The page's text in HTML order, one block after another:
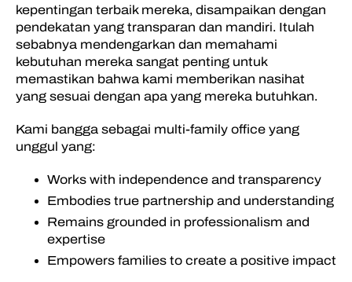
kepentingan terbaik mereka, disampaikan dengan
pendekatan yang transparan dan mandiri. Itulah
sebabnya mendengarkan dan memahami
kebutuhan mereka sangat penting untuk
memastikan bahwa kami memberikan nasihat
yang sesuai dengan apa yang mereka butuhkan.
Kami bangga sebagai multi-family office yang
unggul yang:
Works with independence and transparency
Embodies true partnership and understanding
Remains grounded in professionalism and
expertise
Empowers families to create a positive impact